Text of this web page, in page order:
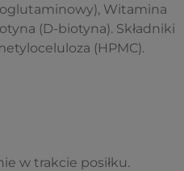
Witamina
(D-biotyna). Składniki
(HPMC).
w trakcie posiłku.